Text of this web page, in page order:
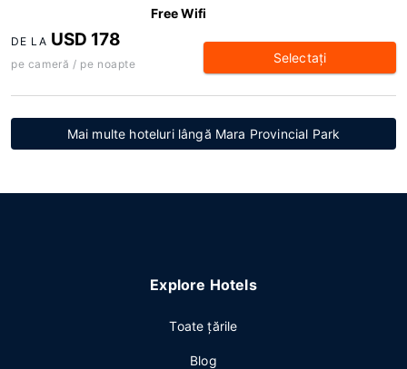
Free Wifi
DE LA USD 178
pe cameră / pe noapte Selectaţi
Mai multe hoteluri lângă Mara Provincial Park
Explore Hotels
Toate ţările
Blog